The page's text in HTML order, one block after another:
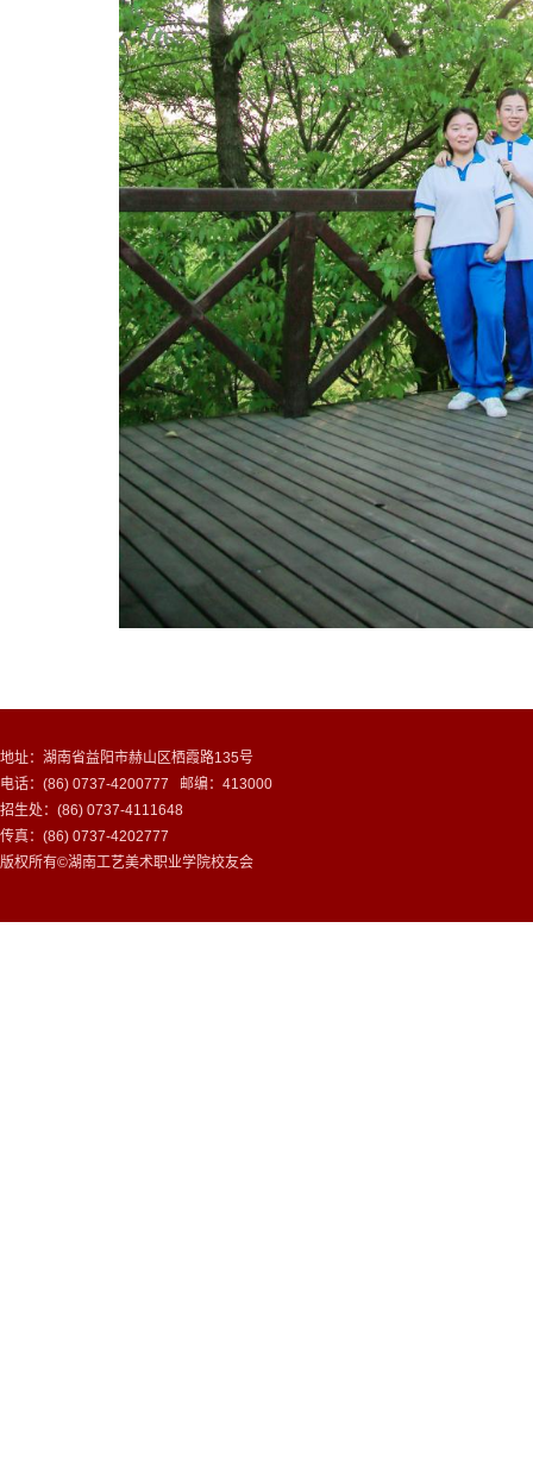
地址：湖南省益阳市赫山区栖霞路135号
电话：(86) 0737-4200777 邮编：413000
招生处：(86) 0737-4111648
传真：(86) 0737-4202777
版权所有©湖南工艺美术职业学院校友会